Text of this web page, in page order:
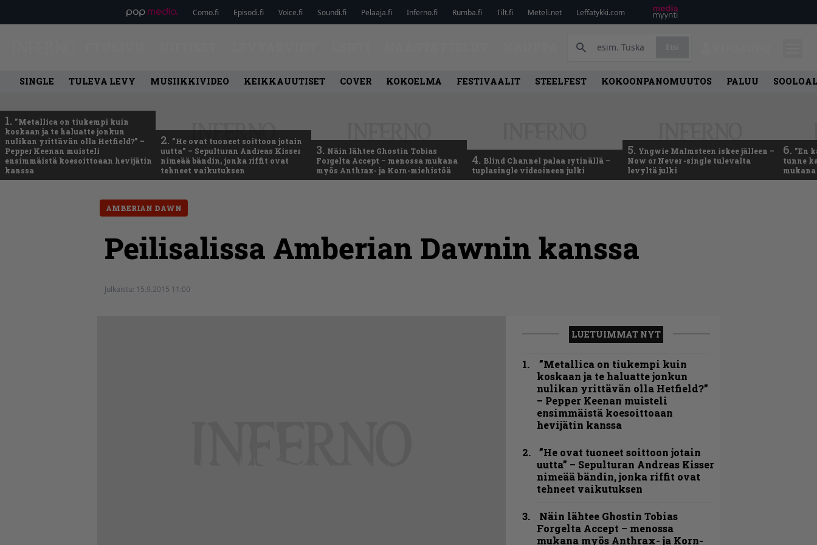
Como.fi Episodi.fi Voice.fi Soundi.fi Pelaaja.fi Inferno.fi Rumba.fi Tilt.fi Meteli.net Leffatykki.com
SINGLE TULEVA LEVY MUSIIKKIVIDEO KEIKKAUUTISET COVER KOKOELMA FESTIVAALIT STEELFEST KOKOONPANOMUUTOS PALUU
1. ”Metallica on tiukempi kuin
koskaan ja te haluatte jonkun
nulikan yrittävän olla Hetfield?” –
Pepper Keenan muisteli
ensimmäistä koesoittoaan hevijätin
kanssa
2. ”He ovat tuoneet soittoon jotain
uutta” – Sepulturan Andreas Kisser
nimeää bändin, jonka riffit ovat
tehneet vaikutuksen
3. Näin lähtee Ghostin Tobias
Forgelta Accept – menossa mukana
myös Anthrax- ja Korn-miehistöä
4. Blind Channel palaa rytinällä –
tuplasingle videoineen julki
5. Yngwie Malmsteen iskee jälleen –
Now or Never -single tulevalta
levyltä julki
6. ”En
tunne
AMBERIAN DAWN
Peilisalissa Amberian Dawnin kanssa
Julkaistu: 15.9.2015 11:00
LUETUIMMAT NYT
”Metallica on tiukempi kuin
koskaan ja te haluatte jonkun
nulikan yrittävän olla Hetfield?”
– Pepper Keenan muisteli
ensimmäistä koesoittoaan
hevijätin kanssa
”He ovat tuoneet soittoon jotain
uutta” – Sepulturan Andreas Kisser
nimeää bändin, jonka riffit ovat
tehneet vaikutuksen
Näin lähtee Ghostin Tobias
Forgelta Accept – menossa
mukana myös Anthrax- ja Korn-